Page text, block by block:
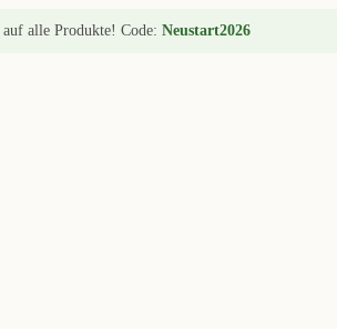
auf alle Produkte! Code: Neustart2026